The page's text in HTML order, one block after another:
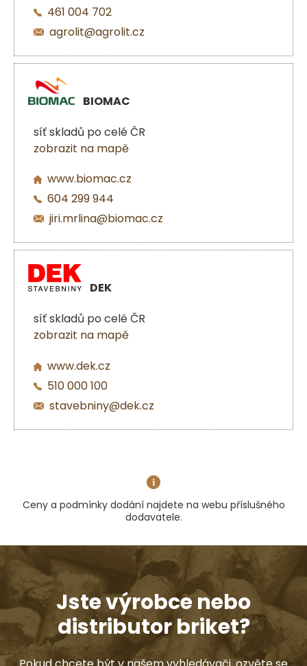
461 004 702
agrolit@agrolit.cz
BIOMAC
síť skladů po celé ČR
zobrazit na mapě
www.biomac.cz
604 299 944
jiri.mrlina@biomac.cz
DEK
síť skladů po celé ČR
zobrazit na mapě
www.dek.cz
510 000 100
stavebniny@dek.cz
Ceny a podmínky dodání najdete na webu příslušného
dodavatele.
Jste výrobce nebo
distributor briket?